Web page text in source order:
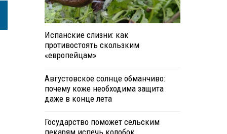
Испанские слизни: как
противостоять скользким
«европейцам»
Августовское солнце обманчиво:
почему коже необходима защита
даже в конце лета
Государство поможет сельским